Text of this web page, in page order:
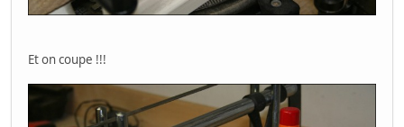
Et on coupe !!!